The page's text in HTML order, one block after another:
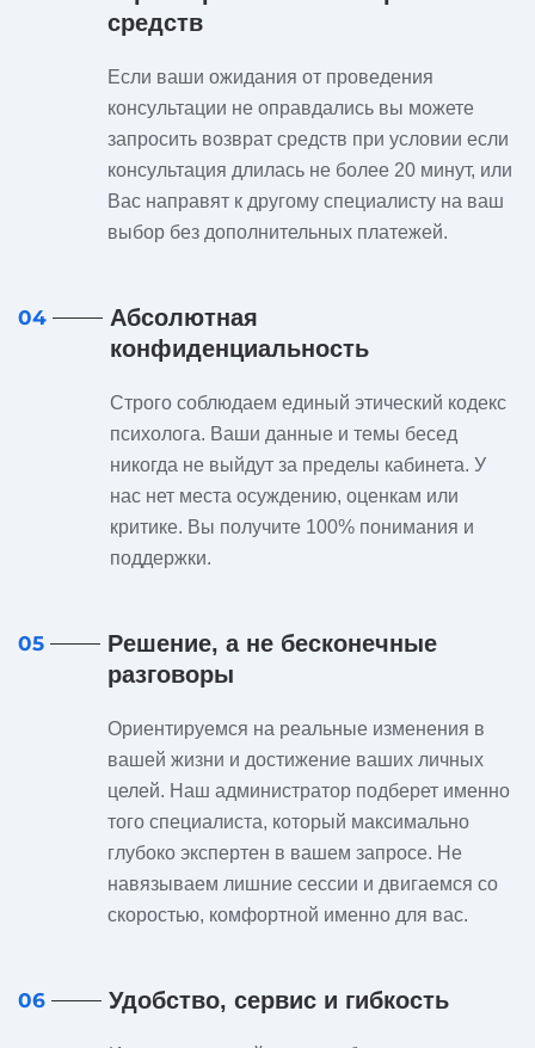
средств
Если ваши ожидания от проведения
консультации не оправдались вы можете
запросить возврат средств при условии если
консультация длилась не более 20 минут, или
Вас направят к другому специалисту на ваш
выбор без дополнительных платежей.
04
Абсолютная
конфиденциальность
Строго соблюдаем единый этический кодекс
психолога. Ваши данные и темы бесед
никогда не выйдут за пределы кабинета. У
нас нет места осуждению, оценкам или
критике. Вы получите 100% понимания и
поддержки.
05
Решение, а не бесконечные
разговоры
Ориентируемся на реальные изменения в
вашей жизни и достижение ваших личных
целей. Наш администратор подберет именно
того специалиста, который максимально
глубоко экспертен в вашем запросе. Не
навязываем лишние сессии и двигаемся со
скоростью, комфортной именно для вас.
06 Удобство, сервис и гибкость